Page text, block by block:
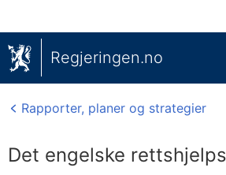
Regjeringen.no
Rapporter, planer og strategier
Det engelske